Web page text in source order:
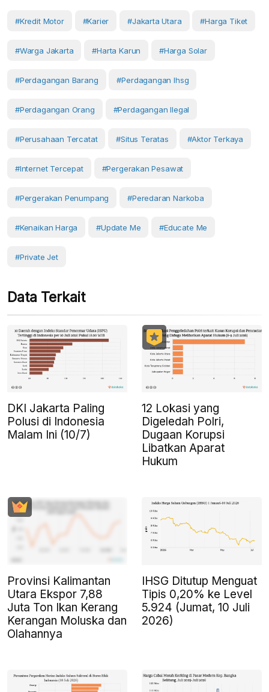
#kredit Motor #karier #Jakarta Utara #harga Tiket
#Warga Jakarta #harta Karun #harga Solar
#perdagangan Barang #perdagangan Ihsg
#perdagangan Orang #perdagangan Ilegal
#perusahaan Tercatat #situs Teratas #aktor Terkaya
#internet Tercepat #pergerakan Pesawat
#pergerakan Penumpang #peredaran Narkoba
#Kenaikan Harga #Update Me #Educate Me
#private Jet
Data Terkait
DKI Jakarta Paling
Polusi di Indonesia
Malam Ini (10/7)
12 Lokasi yang
Digeledah Polri,
Dugaan Korupsi
Libatkan Aparat
Hukum
Provinsi Kalimantan
Utara Ekspor 7,88
Juta Ton Ikan Kerang
Kerangan Moluska dan
Olahannya
IHSG Ditutup Menguat
Tipis 0,20% ke Level
5.924 (Jumat, 10 Juli
2026)